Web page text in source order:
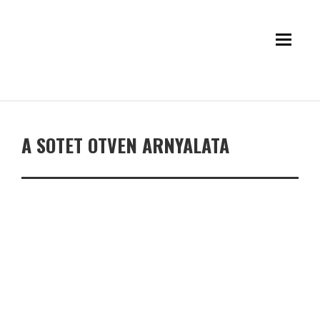
A SOTET OTVEN ARNYALATA